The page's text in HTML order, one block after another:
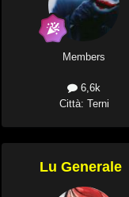
Members
6,6k
Città: Terni
Lu Generale